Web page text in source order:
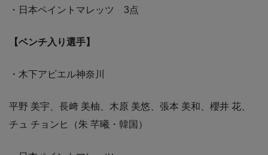
・日本ペイントマレッツ 3点
【ベンチ入り選手】
・木下アビエル神奈川
平野 美宇、長﨑 美柚、木原 美悠、張本 美和、櫻井 花、
チュ チョンヒ（朱 芊曦・韓国）